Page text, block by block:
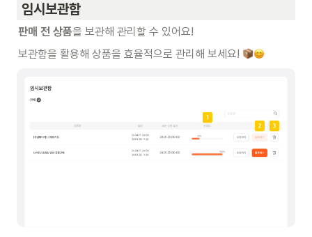
임시보관함
판매 전 상품을 보관해 관리할 수 있어요!
보관함을 활용해 상품을 효율적으로 관리해 보세요!